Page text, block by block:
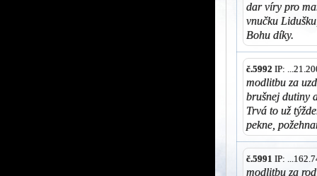
dar víry pro
vnučku
Bohu díky.
č.5992 IP:
modlitbu za
brušnej dutiny
Trvá to už
pekne,
č.5991 IP:
modlitbu za